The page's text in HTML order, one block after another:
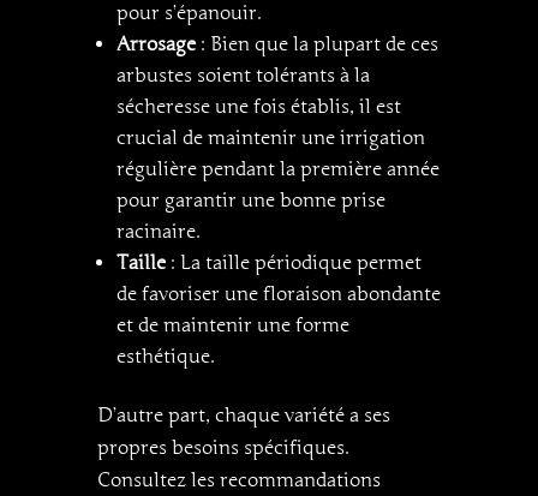
pour s’épanouir.
Arrosage : Bien que la plupart de ces
arbustes soient tolérants à la
sécheresse une fois établis, il est
crucial de maintenir une irrigation
régulière pendant la première année
pour garantir une bonne prise
racinaire.
Taille : La taille périodique permet
de favoriser une floraison abondante
et de maintenir une forme
esthétique.
D’autre part, chaque variété a ses
propres besoins spécifiques.
Consultez les recommandations